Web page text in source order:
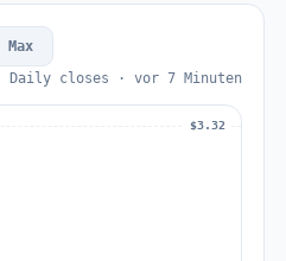
Max
Daily closes · vor 7 Minuten
$3.32